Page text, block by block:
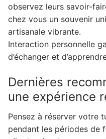
observez leurs savoir-
chez vous un souvenir
artisanale vibrante.
Interaction personnelle
d’échanger et
Dernières
une expérience
Pensez à réserver votre
pendant les périodes de